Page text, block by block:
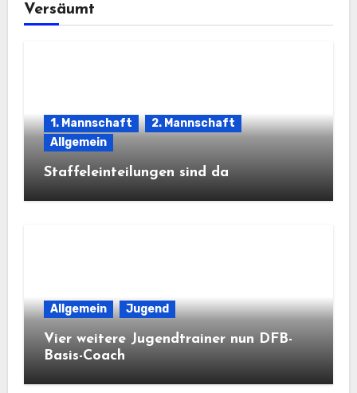
Versäumt
1. Mannschaft
2. Mannschaft
Allgemein
Staffeleinteilungen sind da
Allgemein Jugend
Vier weitere Jugendtrainer nun DFB-
Basis-Coach